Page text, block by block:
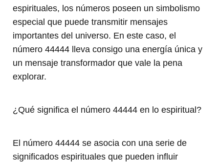
espirituales, los números poseen un simbolismo
especial que puede transmitir mensajes
importantes del universo. En este caso, el
número 44444 lleva consigo una energía única y
un mensaje transformador que vale la pena
explorar.
¿Qué significa el número 44444 en lo espiritual?
El número 44444 se asocia con una serie de
significados espirituales que pueden influir